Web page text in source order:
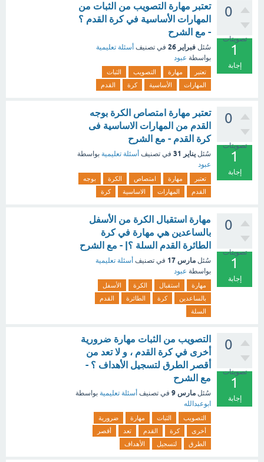
0
تصويتات
1
إجابة
تعتبر مهارة التصويب من الثبات من
المهارات الأساسية في كرة القدم ؟
- مع الشرح
سُئل فبراير 26 في تصنيف أسئلة تعليمية
بواسطة عبود
تعتبر مهارة التصويب
الثبات
المهارات
الأساسية كرة القدم
0
تصويتات
1
إجابة
تعتبر مهارة امتصاص الكرة بوجه
القدم من المهارات الاساسية فى
كرة القدم - مع الشرح
سُئل يناير 31 في تصنيف أسئلة تعليمية بواسطة
عبود
تعتبر مهارة امتصاص الكرة
بوجه
القدم
المهارات الاساسية كرة
0
تصويتات
1
إجابة
مهارة استقبال الكرة من الأسفل
بالساعدين هي مهارة في كرة
الطائرة القدم السلة ؟| - مع الشرح
سُئل مارس 17 في تصنيف أسئلة تعليمية
بواسطة عبود
مهارة استقبال الكرة
الأسفل
بالساعدين
كرة الطائرة
القدم
السلة
0
تصويتات
1
إجابة
التصويب من الثبات مهارة ضرورية
أخرى في كرة القدم ، و لا تعد من
أقصر الطرق لتسجيل الأهداف ؟ -
مع الشرح
سُئل مارس 9 في تصنيف أسئلة تعليمية بواسطة
ابوعبدالله
التصويب الثبات مهارة
ضرورية
أخرى
كرة القدم تعد
أقصر
الطرق
لتسجيل الأهداف